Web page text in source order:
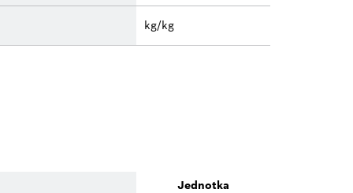
kg/kg
Jednotka